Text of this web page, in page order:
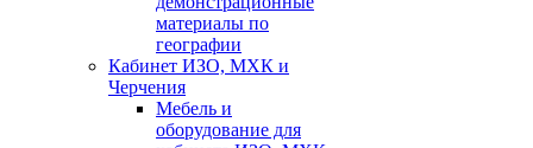
материалы по
географии
Кабинет ИЗО, МХК и
Черчения
Мебель и
оборудование для